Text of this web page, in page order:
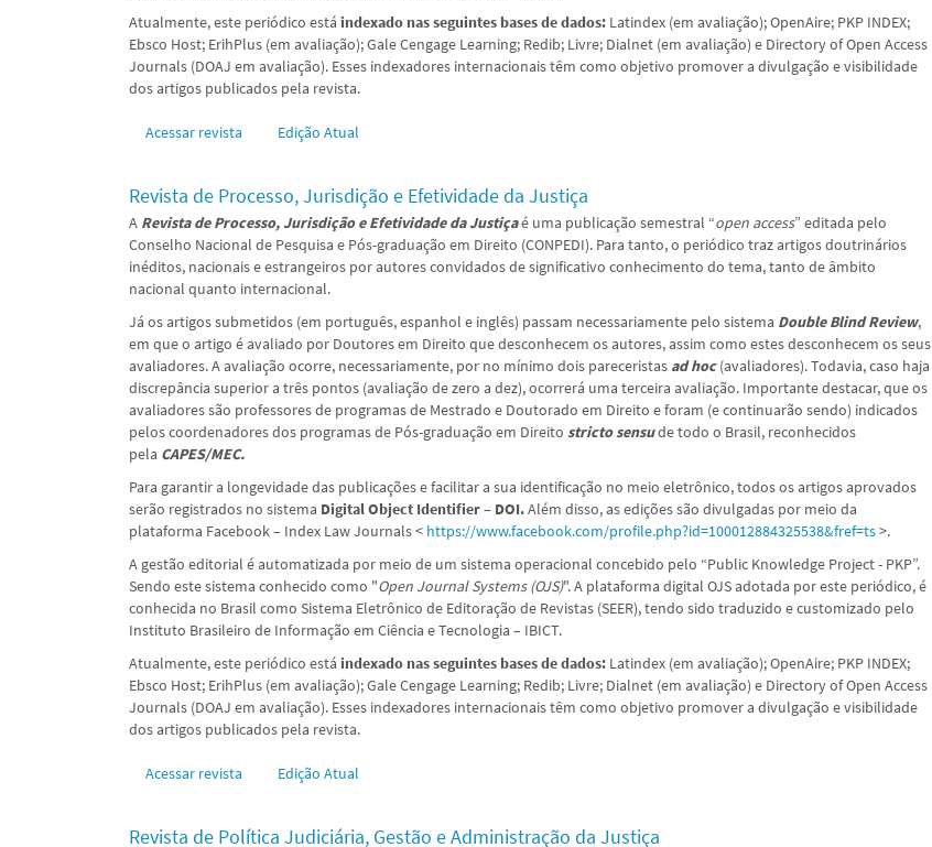
Atualmente, este periódico está indexado nas seguintes bases de dados: Latindex (em avaliação); OpenAire; PKP INDEX;
Ebsco Host; ErihPlus (em avaliação); Gale Cengage Learning; Redib; Livre; Dialnet (em avaliação) e Directory of Open Access
Journals (DOAJ em avaliação). Esses indexadores internacionais têm como objetivo promover a divulgação e visibilidade
dos artigos publicados pela revista.
Acessar revista Edição Atual
Revista de Processo, Jurisdição e Efetividade da Justiça
A Revista de Processo, Jurisdição e Efetividade da Justiçaé uma publicação semestral “open access” editada pelo
Conselho Nacional de Pesquisa e Pós-graduação em Direito (CONPEDI). Para tanto, o periódico traz artigos doutrinários
inéditos, nacionais e estrangeiros por autores convidados de significativo conhecimento do tema, tanto de âmbito
nacional quanto internacional.
Já os artigos submetidos (em português, espanhol e inglês) passam necessariamente pelo sistema Double Blind Review,
em que o artigo é avaliado por Doutores em Direito que desconhecem os autores, assim como estes desconhecem os seus
avaliadores. A avaliação ocorre, necessariamente, por no mínimo dois pareceristas ad hoc(avaliadores). Todavia, caso haja
discrepância superior a três pontos (avaliação de zero a dez), ocorrerá uma terceira avaliação. Importante destacar, que os
avaliadores são professores de programas de Mestrado e Doutorado em Direito e foram (e continuarão sendo) indicados
pelos coordenadores dos programas de Pós-graduação em Direito stricto sensude todo o Brasil, reconhecidos
pela CAPES/MEC.
Para garantir a longevidade das publicações e facilitar a sua identificação no meio eletrônico, todos os artigos aprovados
serão registrados no sistema Digital Object Identifier – DOI.Além disso, as edições são divulgadas por meio da
plataforma Facebook – Index Law Journals < https://www.facebook.com/profile.php?id=100012884325538&fref=ts>.
A gestão editorial é automatizada por meio de um sistema operacional concebido pelo “Public Knowledge Project - PKP”.
Sendo este sistema conhecido como "Open Journal Systems (OJS)". A plataforma digital OJS adotada por este periódico, é
conhecida no Brasil como Sistema Eletrônico de Editoração de Revistas (SEER), tendo sido traduzido e customizado pelo
Instituto Brasileiro de Informação em Ciência e Tecnologia – IBICT.
Atualmente, este periódico está indexado nas seguintes bases de dados: Latindex (em avaliação); OpenAire; PKP INDEX;
Ebsco Host; ErihPlus (em avaliação); Gale Cengage Learning; Redib; Livre; Dialnet (em avaliação) e Directory of Open Access
Journals (DOAJ em avaliação). Esses indexadores internacionais têm como objetivo promover a divulgação e visibilidade
dos artigos publicados pela revista.
Acessar revista Edição Atual
Revista de Política Judiciária, Gestão e Administração da Justiça